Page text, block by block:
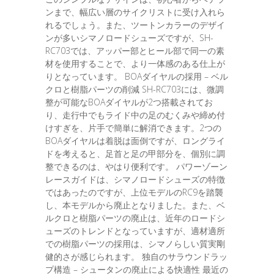
ンまで、幅広い層のサイクリストに受け入れら
れるでしょう。また、ツートンカラーのデザイ
ンが多いシマノロードシューズですが、SH-
RC703では、アッパー部とヒール部で同一の素
材を使用することで、より一体感のある仕上が
りとなっています。 BOAダイヤルの採用 – ベル
クロと樹脂パーツの削減 SH-RC703には、微調
整が可能なBOAダイヤルが2つ搭載されてお
り、走行中でもライド中の足のむくみや締め付
けすぎを、片手で簡単に解消できます。2つの
BOAダイヤルは着脱は面倒ですが、ロングライ
ドを考えると、足首と足の甲部分を、個別に調
整できるのは、やはり便利です。 パワーゾーン
レースガイドは、シマノロードシューズの特徴
ではあったのですが、上位モデルのRC9を踏襲
し、本モデルから廃止となりました。また、ベ
ルクロと樹脂パーツの廃止は、近年のロードシ
ューズのトレンドとなっていますが、適材適所
での樹脂パーツの採用は、シマノらしい質実剛
健的さが感じられます。 独自のサラウンドラッ
プ構造 – シュータンの廃止による快適性 最近の